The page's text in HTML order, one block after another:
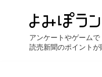
アンケートやゲームで
読売新聞のポイントが